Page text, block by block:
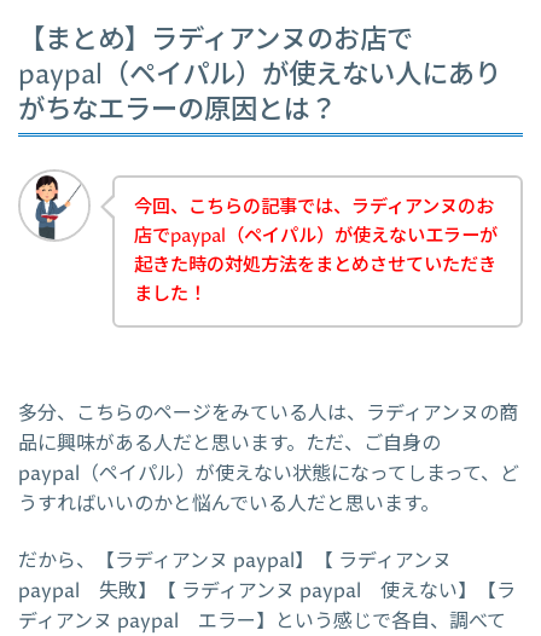
【まとめ】ラディアンヌのお店で
paypal（ペイパル）が使えない人にあり
がちなエラーの原因とは？
今回、こちらの記事では、ラディアンヌのお
店でpaypal（ペイパル）が使えないエラーが
起きた時の対処方法をまとめさせていただき
ました！
多分、こちらのページをみている人は、ラディアンヌの商
品に興味がある人だと思います。ただ、ご自身の
paypal（ペイパル）が使えない状態になってしまって、ど
うすればいいのかと悩んでいる人だと思います。
だから、【ラディアンヌ paypal】【 ラディアンヌ
paypal 失敗】【 ラディアンヌ paypal 使えない】【ラ
ディアンヌ paypal エラー】という感じで各自、調べて